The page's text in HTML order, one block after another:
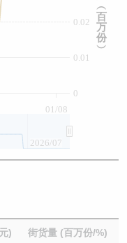
01/08
0
0.01
0.02
2026/07
︵
百
万
份
︶
) 街货量 (百万份/%)